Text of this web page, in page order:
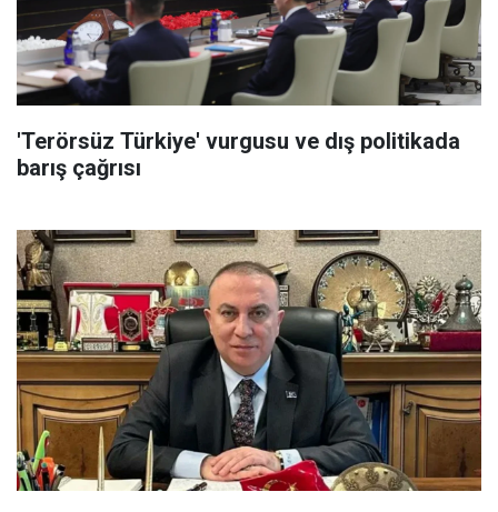
'Terörsüz Türkiye' vurgusu ve dış politikada
barış çağrısı